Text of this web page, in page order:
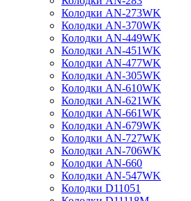
Колодки AN-273WK
Колодки AN-370WK
Колодки AN-449WK
Колодки AN-451WK
Колодки AN-477WK
Колодки AN-305WK
Колодки AN-610WK
Колодки AN-621WK
Колодки AN-661WK
Колодки AN-679WK
Колодки AN-727WK
Колодки AN-706WK
Колодки AN-660
Колодки AN-547WK
Колодки D11051